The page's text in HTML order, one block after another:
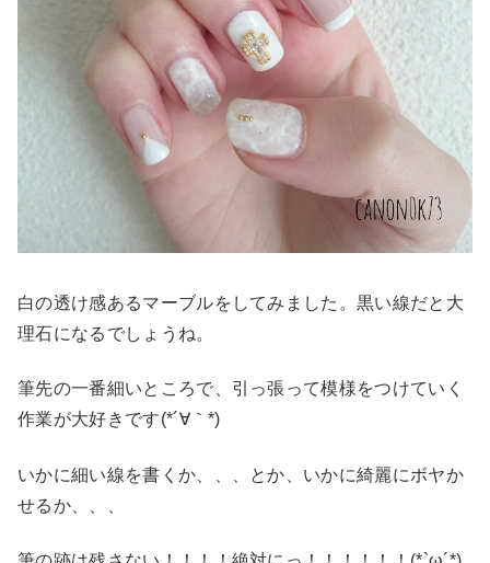
白の透け感あるマーブルをしてみました。黒い線だと大
理石になるでしょうね。
筆先の一番細いところで、引っ張って模様をつけていく
作業が大好きです(*´∀｀*)
いかに細い線を書くか、、、とか、いかに綺麗にボヤか
せるか、、、